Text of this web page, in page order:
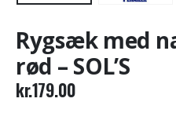
Rygsæk med
rød – SOL’S
kr.179.00